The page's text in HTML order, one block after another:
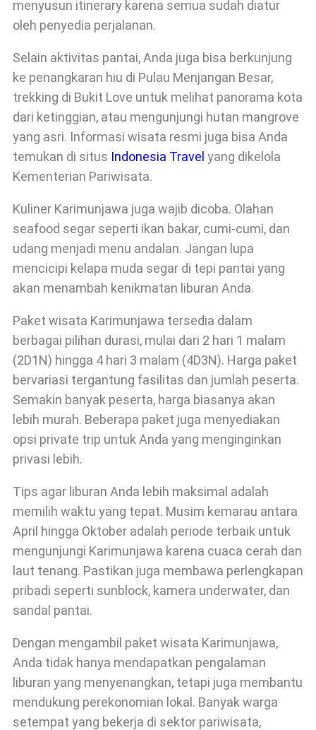
menyusun itinerary karena semua sudah diatur
oleh penyedia perjalanan.
Selain aktivitas pantai, Anda juga bisa berkunjung
ke penangkaran hiu di Pulau Menjangan Besar,
trekking di Bukit Love untuk melihat panorama kota
dari ketinggian, atau mengunjungi hutan mangrove
yang asri. Informasi wisata resmi juga bisa Anda
temukan di situs Indonesia Travel yang dikelola
Kementerian Pariwisata.
Kuliner Karimunjawa juga wajib dicoba. Olahan
seafood segar seperti ikan bakar, cumi-cumi, dan
udang menjadi menu andalan. Jangan lupa
mencicipi kelapa muda segar di tepi pantai yang
akan menambah kenikmatan liburan Anda.
Paket wisata Karimunjawa tersedia dalam
berbagai pilihan durasi, mulai dari 2 hari 1 malam
(2D1N) hingga 4 hari 3 malam (4D3N). Harga paket
bervariasi tergantung fasilitas dan jumlah peserta.
Semakin banyak peserta, harga biasanya akan
lebih murah. Beberapa paket juga menyediakan
opsi private trip untuk Anda yang menginginkan
privasi lebih.
Tips agar liburan Anda lebih maksimal adalah
memilih waktu yang tepat. Musim kemarau antara
April hingga Oktober adalah periode terbaik untuk
mengunjungi Karimunjawa karena cuaca cerah dan
laut tenang. Pastikan juga membawa perlengkapan
pribadi seperti sunblock, kamera underwater, dan
sandal pantai.
Dengan mengambil paket wisata Karimunjawa,
Anda tidak hanya mendapatkan pengalaman
liburan yang menyenangkan, tetapi juga membantu
mendukung perekonomian lokal. Banyak warga
setempat yang bekerja di sektor pariwisata,